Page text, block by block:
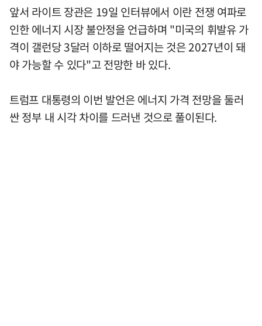
앞서 라이트 장관은 19일 인터뷰에서 이란 전쟁 여파로
인한 에너지 시장 불안정을 언급하며 "미국의 휘발유 가
격이 갤런당 3달러 이하로 떨어지는 것은 2027년이 돼
야 가능할 수 있다"고 전망한 바 있다.
트럼프 대통령의 이번 발언은 에너지 가격 전망을 둘러
싼 정부 내 시각 차이를 드러낸 것으로 풀이된다.